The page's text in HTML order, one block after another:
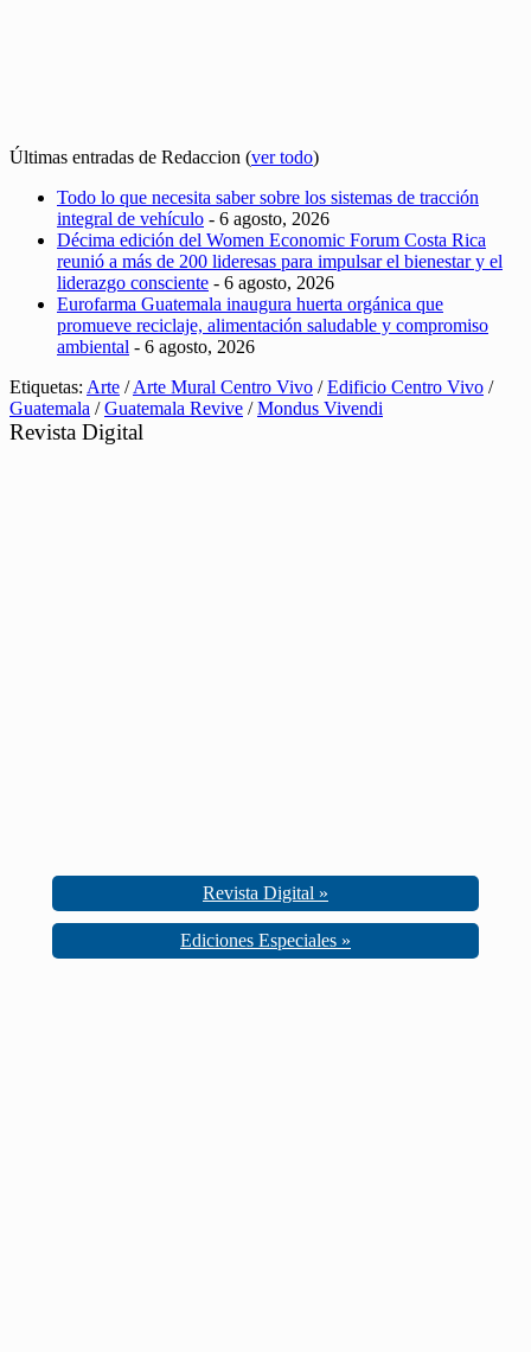
Últimas entradas de Redaccion (ver todo)
Todo lo que necesita saber sobre los sistemas de tracción
integral de vehículo - 6 agosto, 2026
Décima edición del Women Economic Forum Costa Rica
reunió a más de 200 lideresas para impulsar el bienestar y el
liderazgo consciente - 6 agosto, 2026
Eurofarma Guatemala inaugura huerta orgánica que
promueve reciclaje, alimentación saludable y compromiso
ambiental - 6 agosto, 2026
Etiquetas: Arte /Arte Mural Centro Vivo /Edificio Centro Vivo /
Guatemala /Guatemala Revive /Mondus Vivendi
Revista Digital
Revista Digital »
Ediciones Especiales »